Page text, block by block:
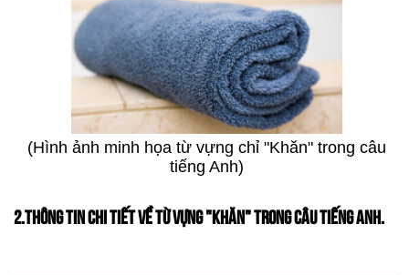
(Hình ảnh minh họa từ vựng chỉ "Khăn" trong câu
tiếng Anh)
2.THÔNG TIN CHI TIẾT VỀ TỪ VỰNG "KHĂN" TRONG CÂU TIẾNG ANH.